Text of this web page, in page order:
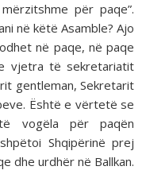
për paqe”.
në këtë Asamble? Ajo
në paqe, në paqe
vjetra të sekretariatit
gentleman, Sekretarit
Është e vërtetë se
vogëla për paqën
Shqipërinë prej
dhe urdhër në Ballkan.